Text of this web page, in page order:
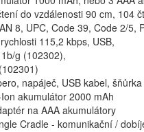
do vzdálenosti 90 cm, 104
8, UPC, Code 39, Code 2/5,
115,2 kbps, USB,
g (102302),
napáječ, USB kabel, šňůrka
akumulátor 2000 mAh
na AAA akumulátory
Cradle - komunikační /